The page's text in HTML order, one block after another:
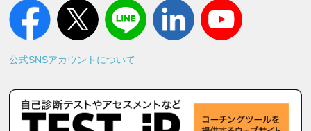
公式SNSアカウントについて